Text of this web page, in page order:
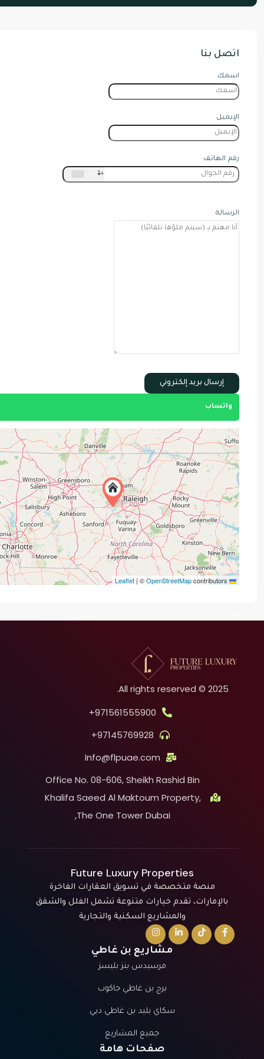
اتصل بنا
اسمك
الإيميل
رقم الهاتف
+1
الرسالة
واتساب
|©OpenStreetMapcontributors
2025 © All rights reserved.
971561555900+
97145769928+
Info@flpuae.com
Office No. 08-606, Sheikh Rashid Bin
Khalifa Saeed Al Maktoum Property,
The One Tower Dubai,
Future Luxury Properties
منصة متخصصة في تسويق العقارات الفاخرة
بالإمارات، تقدم خيارات متنوعة تشمل الفلل والشقق
والمشاريع السكنية والتجارية
مشاريع بن غاطي
مرسيدس بنز بليسز
برج بن غاطي جاكوب
سكاي بليد بن غاطي دبي
جميع المشاريع
صفحات هامة